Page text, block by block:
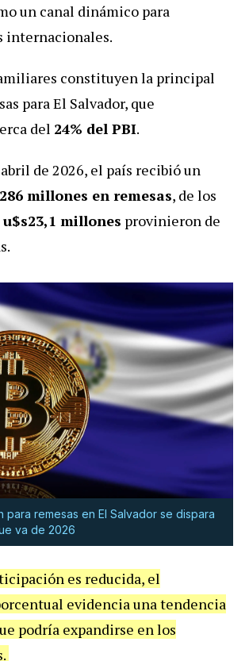
un canal dinámico para
internacionales.
constituyen la principal
para El Salvador, que
del 24% del PBI.
de 2026, el país recibió un
millones en remesas, de los
u$s23,1 millones provinieron de
para remesas en El Salvador se dispara
va de 2026
es reducida, el
evidencia una tendencia
podría expandirse en los